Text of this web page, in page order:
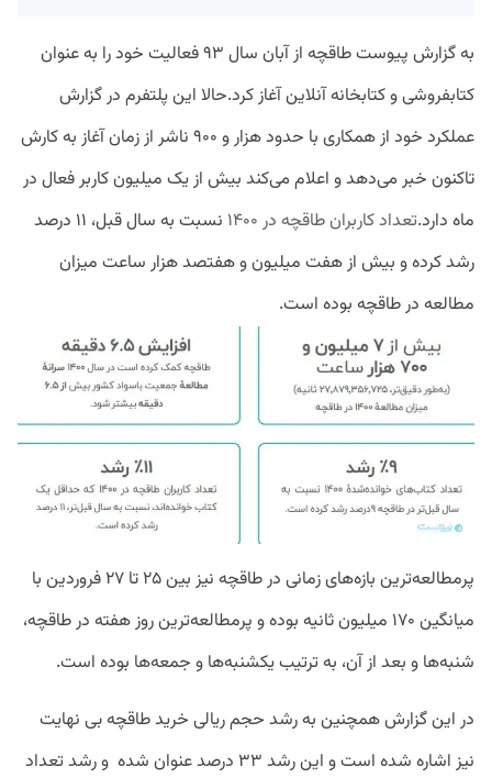
به گزارش پیوست طاقچه از آبان سال ۹۳ فعالیت خود را به عنوان
کتابفروشی و کتابخانه آنلاین آغاز کرد.حالا این پلتفرم در گزارش
عملکرد خود از همکاری با حدود هزار و ۹۰۰ ناشر از زمان آغاز به کارش
تاکنون خبر می‌دهد و اعلام می‌کند بیش از یک میلیون کاربر فعال در
ماه دارد.تعداد کاربران طاقچه در ۱۴۰۰
نسبت به سال قبل، ۱۱ درصد
رشد کرده و بیش از هفت میلیون و هفتصد هزار ساعت میزان
مطالعه در طاقچه بوده است.
پرمطالعه‌ترین بازه‌های زمانی در طاقچه نیز بین ۲۵ تا ۲۷ فروردین با
میانگین ۱۷۰ میلیون ثانیه بوده و پرمطالعه‌ترین روز هفته در طاقچه،
شنبه‌ها و بعد از آن، به ترتیب یکشنبه‌ها و جمعه‌ها بوده است.
در این گزارش همچنین به رشد حجم ریالی خرید طاقچه بی نهایت
نیز اشاره شده است و این رشد ۳۳ درصد عنوان شده و رشد تعداد